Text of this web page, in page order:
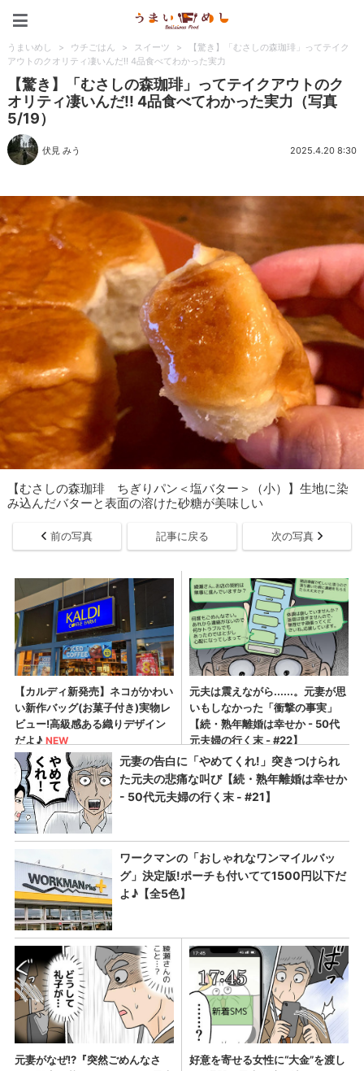
うまいめし > ウチごはん > スイーツ >
【驚き】「むさしの森珈琲」ってテイク
アウトのクオリティ凄いんだ!! 4品食べてわかった実力
【驚き】「むさしの森珈琲」ってテイクアウトのク
オリティ凄いんだ!! 4品食べてわかった実力（写真
5/19）
伏見 みう 2025.4.20 8:30
【むさしの森珈琲 ちぎりパン＜塩バター＞（小）】生地に染
み込んだバターと表面の溶けた砂糖が美味しい
前の写真 記事に戻る 次の写真